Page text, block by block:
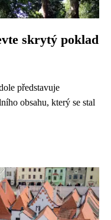
skrytý poklad
představuje
obsahu, který se stal